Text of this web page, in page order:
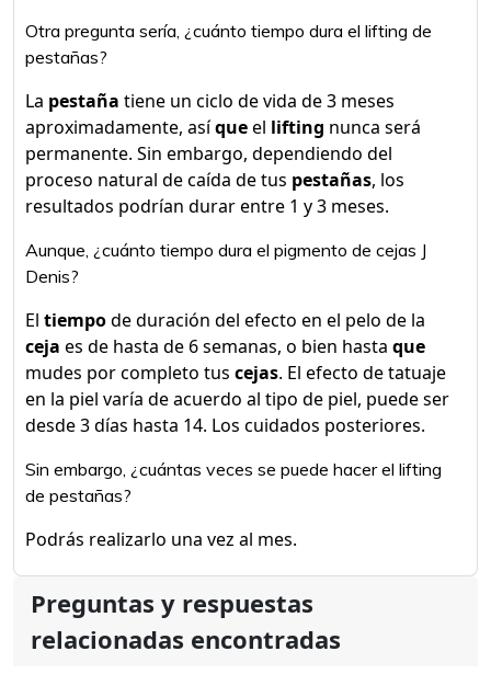
Otra pregunta sería, ¿cuánto tiempo dura el lifting de
pestañas?
La pestaña tiene un ciclo de vida de 3 meses
aproximadamente, asíqueel lifting nunca será
permanente. Sin embargo, dependiendo del
proceso natural de caída de tus pestañas, los
resultados podrían durar entre 1 y 3 meses.
Aunque, ¿cuánto tiempo dura el pigmento de cejas J
Denis?
El tiempode duración del efecto en el pelo de la
ceja es de hasta de 6 semanas, o bien hasta que
mudes por completo tus cejas. El efecto de tatuaje
en la piel varía de acuerdo al tipo de piel, puede ser
desde 3 días hasta 14. Los cuidados posteriores.
Sin embargo, ¿cuántas veces se puede hacer el lifting
de pestañas?
Podrás realizarlo una vez al mes.
Preguntas y respuestas
relacionadas encontradas